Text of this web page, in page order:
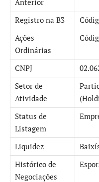
Registro na B3
Ações
Ordinárias
CNPJ
Setor de
Atividade
Status de
Listagem
Liquidez
Histórico de
Negociações